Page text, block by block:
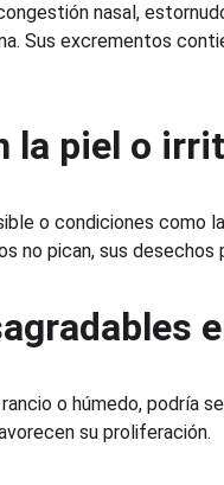
nasal,
Sus excrementos
la piel o
o condiciones como
no pican, sus
o húmedo, podría
su proliferación.